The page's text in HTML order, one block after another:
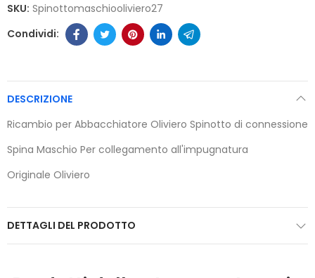
SKU: Spinottomaschiooliviero27
DESCRIZIONE
Ricambio per Abbacchiatore Oliviero Spinotto di connessione
Spina Maschio Per collegamento all'impugnatura
Originale Oliviero
DETTAGLI DEL PRODOTTO